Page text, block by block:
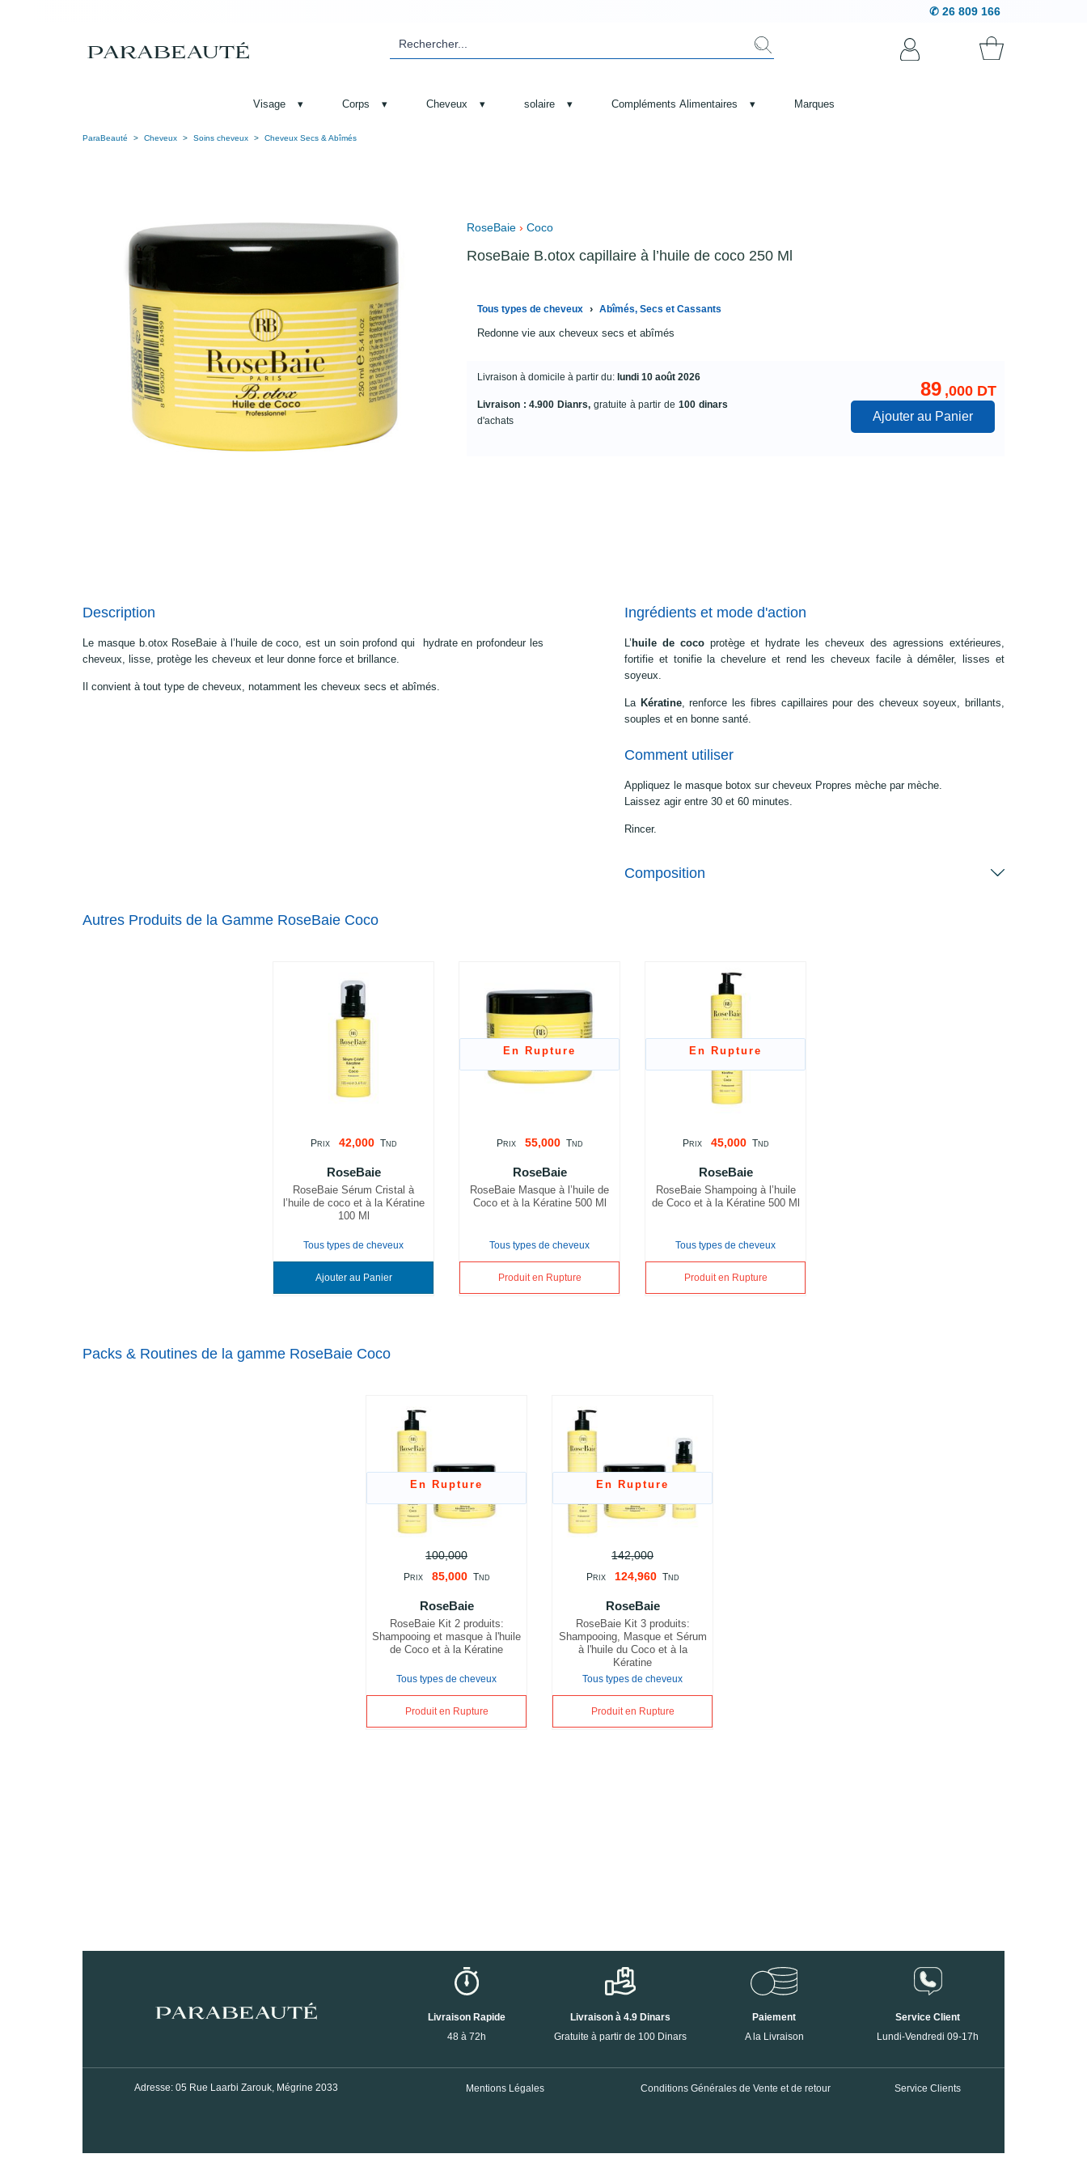
✆ 26 809 166
Visage ▾ Corps ▾ Cheveux ▾ solaire ▾ Compléments Alimentaires ▾ Marques
ParaBeauté Cheveux Soins cheveux Cheveux Secs & Abîmés
RoseBaie › Coco
RoseBaie B.otox capillaire à l’huile de coco 250 Ml
Tous types de cheveux › Abîmés, Secs et Cassants
Redonne vie aux cheveux secs et abîmés
Livraison à domicile à partir du: lundi 10 août 2026
Livraison : 4.900 Dianrs, gratuite à partir de 100 dinars
d'achats
89 ,000 DT
Ajouter au Panier
Description
Le masque b.otox RoseBaie à l’huile de coco, est un soin profond qui hydrate en profondeur les
cheveux, lisse, protège les cheveux et leur donne force et brillance.
Il convient à tout type de cheveux, notamment les cheveux secs et abîmés.
Ingrédients et mode d'action
L’huile de coco protège et hydrate les cheveux des agressions extérieures,
fortifie et tonifie la chevelure et rend les cheveux facile à démêler, lisses et
soyeux.
La Kératine, renforce les fibres capillaires pour des cheveux soyeux, brillants,
souples et en bonne santé.
Comment utiliser
Appliquez le masque botox sur cheveux Propres mèche par mèche.
Laissez agir entre 30 et 60 minutes.
Rincer.
Composition
Autres Produits de la Gamme RoseBaie Coco
PRIX 42,000 TND
RoseBaie
RoseBaie Sérum Cristal à
l’huile de coco et à la Kératine
100 Ml
Tous types de cheveux
Ajouter au Panier
En Rupture
PRIX 55,000 TND
RoseBaie
RoseBaie Masque à l’huile de
Coco et à la Kératine 500 Ml
Tous types de cheveux
Produit en Rupture
En Rupture
PRIX 45,000 TND
RoseBaie
RoseBaie Shampoing à l’huile
de Coco et à la Kératine 500 Ml
Tous types de cheveux
Produit en Rupture
Packs & Routines de la gamme RoseBaie Coco
En Rupture
100,000
PRIX 85,000 TND
RoseBaie
RoseBaie Kit 2 produits:
Shampooing et masque à l'huile
de Coco et à la Kératine
Tous types de cheveux
Produit en Rupture
En Rupture
142,000
PRIX 124,960 TND
RoseBaie
RoseBaie Kit 3 produits:
Shampooing, Masque et Sérum
à l'huile du Coco et à la
Kératine
Tous types de cheveux
Produit en Rupture
Livraison Rapide
48 à 72h
Livraison à 4.9 Dinars
Gratuite à partir de 100 Dinars
Paiement
A la Livraison
Service Client
Lundi-Vendredi 09-17h
Adresse: 05 Rue Laarbi Zarouk, Mégrine 2033 Mentions Légales Conditions Générales de Vente et de retour Service Clients